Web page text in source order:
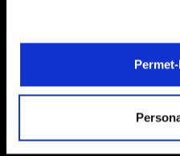
Benefits and Discounts